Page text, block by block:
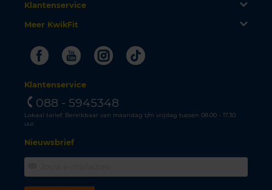
Klantenservice
Meer KwikFit
FacebookYoutubeInstagram
Tiktok
Klantenservice
088 - 5945348
Lokaal tarief. Bereikbaar van maandag t/m vrijdag tussen 08.00 - 17.30
uur.
Nieuwsbrief